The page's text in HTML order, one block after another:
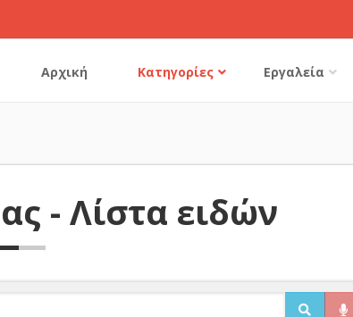
Αρχική Κατηγορίες Εργαλεία
- Λίστα ειδών